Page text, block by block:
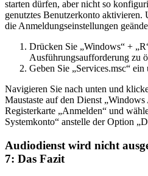
starten dürfen, aber nicht so
genutztes Benutzerkonto aktivieren.
die Anmeldungseinstellungen
Drücken Sie „Windows“ +
Ausführungsaufforderung zu
Geben Sie „Services.msc“
Navigieren Sie nach unten und
Maustaste auf den Dienst
Registerkarte „Anmelden“ und
Systemkonto“ anstelle der Option
Audiodienst wird nicht
7: Das Fazit